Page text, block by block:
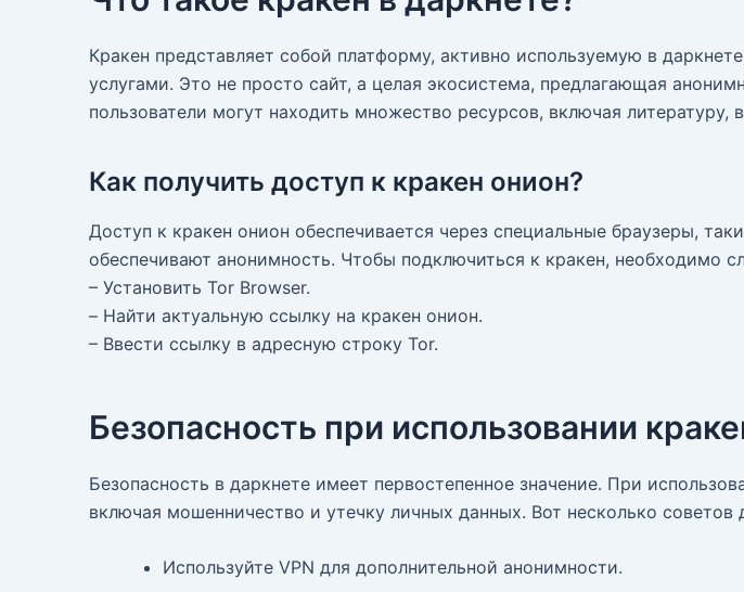
Кракен представляет собой платформу, активно используемую в
услугами. Это не просто сайт, а целая экосистема, предлагающая
пользователи могут находить множество ресурсов, включая
Как получить доступ к кракен онион?
Доступ к кракен онион обеспечивается через специальные браузеры,
обеспечивают анонимность. Чтобы подключиться к кракен, необходимо
– Установить Tor Browser.
– Найти актуальную ссылку на кракен онион.
– Ввести ссылку в адресную строку Tor.
Безопасность при использовании
Безопасность в даркнете имеет первостепенное значение. При
включая мошенничество и утечку личных данных. Вот несколько советов
Используйте VPN для дополнительной анонимности.